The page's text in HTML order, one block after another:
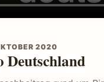
2020
Deutschland